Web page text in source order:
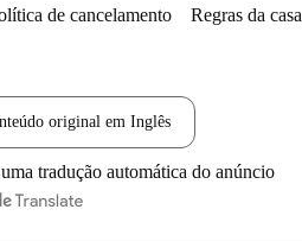
de cancelamento Regras da casa
original em Inglês
tradução automática do anúncio